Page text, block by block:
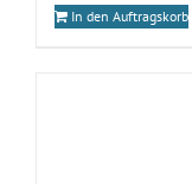
In den Auftragskorb